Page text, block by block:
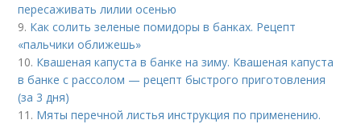
пересаживать лилии осенью
9. Как солить зеленые помидоры в банках. Рецепт
«пальчики оближешь»
10. Квашеная капуста в банке на зиму. Квашеная капуста
в банке с рассолом — рецепт быстрого приготовления
(за 3 дня)
11. Мяты перечной листья инструкция по применению.